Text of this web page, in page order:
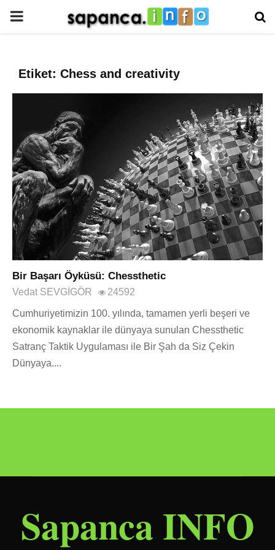
PRIMARY
Etiket: Chess and creativity
Bir Başarı Öyküsü: Chessthetic
Vedat SEVGİGÖR 24592
Cumhuriyetimizin 100. yılında, tamamen yerli beşeri ve
ekonomik kaynaklar ile dünyaya sunulan Chessthetic
Satranç Taktik Uygulaması ile Bir Şah da Siz Çekin
Dünyaya....
Sapanca INFO